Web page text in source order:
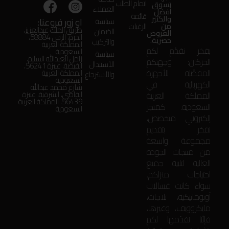
تسوق
أفضل
والكثير
من
العروض
حصرية.
بفخر نقدّم لكم
الحركان: وجهتكم
المفضّلة للأجهزة
الكهربائية في
المملكة العربية
السعودية. كمتجر
إلكتروني متخصص،
نفخر بتقديم
مجموعة واسعة
من منتجات الجودة
العالية لتلبية جميع
احتياجات منزلكم.
سواء كانت غسالات
أوتوماتيكية، ثلاجات،
مايكروويف، وغيرها،
فإنّنا نقدّمها لكم
اتمام الطلب
قائمة
الرغبات
العملاء
سياسة
الضمان
والتركيب
سياسة
الأستبدال
والأسترجاع
او زور فروعنا:
طريق الملك عبدالعزيز،
الحزم، الرس 58884،
المملكة العربية
السعودية
زامل العبدالله السليم،
الفيضة، عنيزة 56241،
المملكة العربية
السعودية
شارع محمد عبدالله
القاضي، الشرقية، عنيزة
56439، المملكة العربية
السعودية